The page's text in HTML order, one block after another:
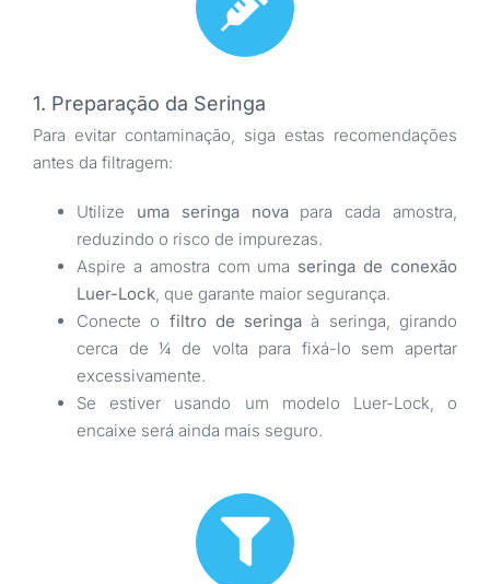
1. Preparação da Seringa
Para evitar contaminação, siga estas recomendações
antes da filtragem:
Utilize uma seringa novapara cada amostra,
reduzindo o risco de impurezas.
Aspire a amostra com uma seringa de conexão
Luer-Lock, que garante maior segurança.
Conecte o filtro de seringa à seringa, girando
cerca de ¼ de volta para fixá-lo sem apertar
excessivamente.
Se estiver usando um modelo Luer-Lock, o
encaixe será ainda mais seguro.